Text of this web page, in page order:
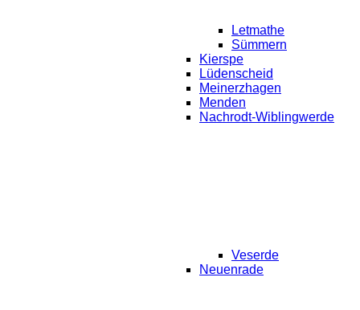
Letmathe
Sümmern
Kierspe
Lüdenscheid
Meinerzhagen
Menden
Nachrodt-Wiblingwerde
Veserde
Neuenrade